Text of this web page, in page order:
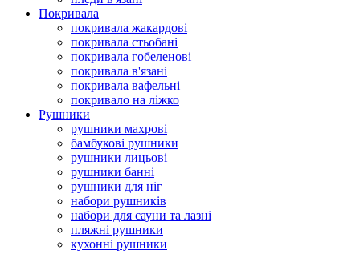
Покривала
покривала жакардові
покривала стьобані
покривала гобеленові
покривала в'язані
покривала вафельні
покривало на ліжко
Рушники
рушники махрові
бамбукові рушники
рушники лицьові
рушники банні
рушники для ніг
набори рушників
набори для сауни та лазні
пляжні рушники
кухонні рушники